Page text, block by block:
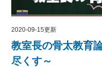
2020-09-15更新
教室長の骨太教育
尽くす～